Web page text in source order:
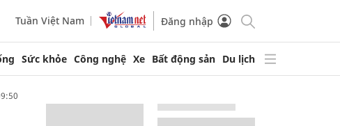
Tuần Việt Nam Đăng nhập
Sức khỏe Công nghệ Xe Bất động sản Du lịch